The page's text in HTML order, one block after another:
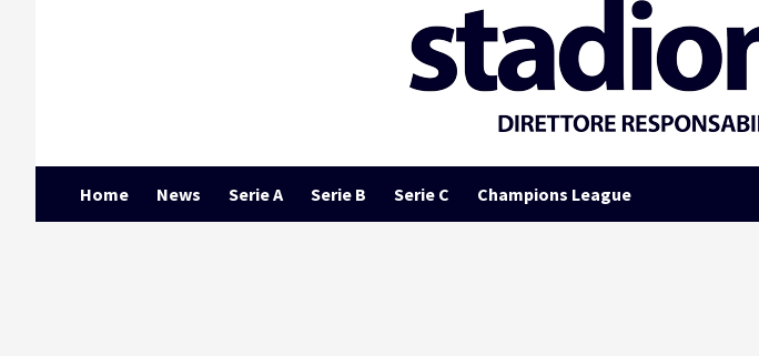
Home News Serie A Serie B Serie C Champions League